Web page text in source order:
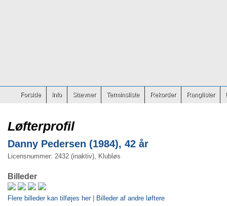
Forside Info Stævner Terminsliste Rekorder Ranglister
Løfterprofil
Danny Pedersen (1984), 42 år
Licensnummer: 2432 (inaktiv), Klubløs
Billeder
Flere billeder kan tilføjes her| Billeder af andre løftere